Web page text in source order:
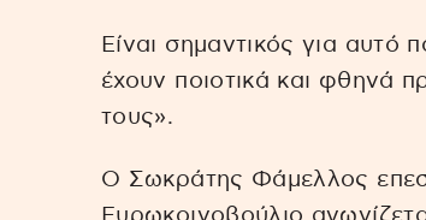
Είναι σημαντικός για αυτό
έχουν ποιοτικά και φθηνά
τους».
Ο Σωκράτης Φάμελλος